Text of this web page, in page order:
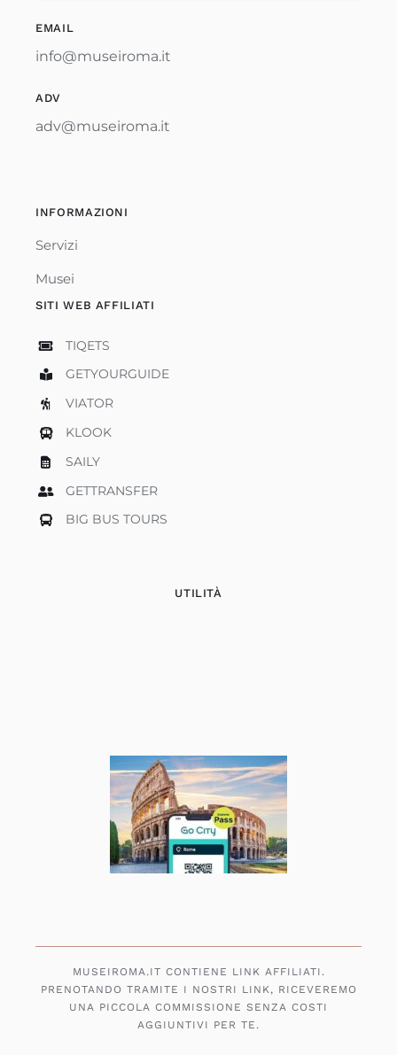
EMAIL
info@museiroma.it
ADV
adv@museiroma.it
INFORMAZIONI
Servizi
Musei
SITI WEB AFFILIATI
TIQETS
GETYOURGUIDE
VIATOR
KLOOK
SAILY
GETTRANSFER
BIG BUS TOURS
UTILITÀ
MUSEIROMA.IT CONTIENE LINK AFFILIATI.
PRENOTANDO TRAMITE I NOSTRI LINK, RICEVEREMO
UNA PICCOLA COMMISSIONE SENZA COSTI
AGGIUNTIVI PER TE.